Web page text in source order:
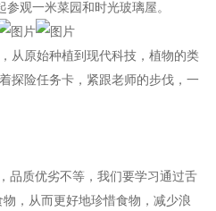
观一米菜园和时光玻璃屋。
从原始种植到现代科技，植物的类
探险任务卡，紧跟老师的步伐，一
品质优劣不等，我们要学习通过舌
，从而更好地珍惜食物，减少浪